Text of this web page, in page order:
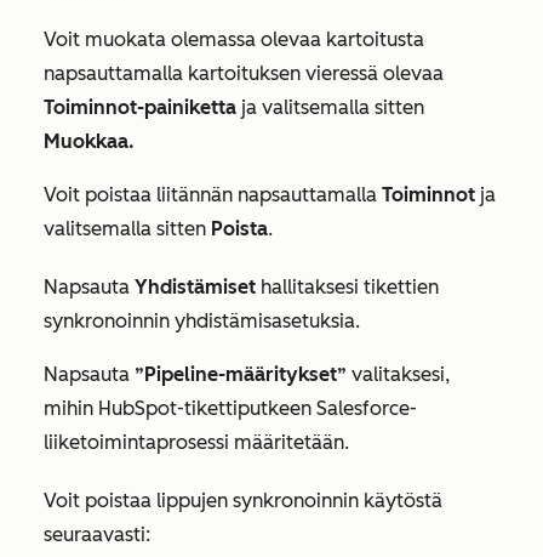
Voit muokata olemassa olevaa kartoitusta
napsauttamalla kartoituksen vieressä olevaa
Toiminnot-painiketta ja valitsemalla sitten
Muokkaa.
Voit poistaa liitännän napsauttamalla Toiminnot ja
valitsemalla sitten Poista.
Napsauta Yhdistämiset hallitaksesi tikettien
synkronoinnin yhdistämisasetuksia.
Napsauta ”Pipeline-määritykset” valitaksesi,
mihin HubSpot-tikettiputkeen Salesforce-
liiketoimintaprosessi määritetään.
Voit poistaa lippujen synkronoinnin käytöstä
seuraavasti: